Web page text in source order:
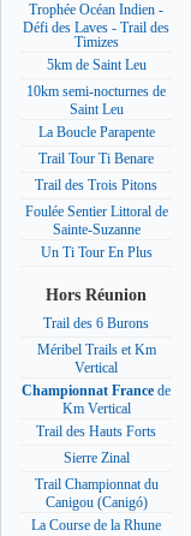
Trophée Océan Indien -
Défi des Laves - Trail des
Timizes
5km de Saint Leu
10km semi-nocturnes de
Saint Leu
La Boucle Parapente
Trail Tour Ti Benare
Trail des Trois Pitons
Foulée Sentier Littoral de
Sainte-Suzanne
Un Ti Tour En Plus
Hors Réunion
Trail des 6 Burons
Méribel Trails et Km
Vertical
Championnat France de
Km Vertical
Trail des Hauts Forts
Sierre Zinal
Trail Championnat du
Canigou (Canigó)
La Course de la Rhune